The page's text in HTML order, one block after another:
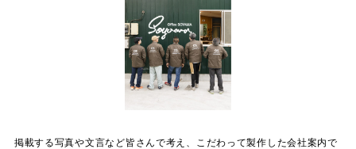
掲載する写真や文言など皆さんで考え、こだわって製作した会社案内で